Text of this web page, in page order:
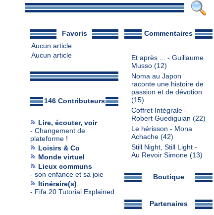
Commentaires
Et après ... - Guillaume
Musso(12)
Noma au Japon
raconte une histoire de
passion et de dévotion
(15)
Coffret Intégrale -
Robert Guediguian (22)
Le hérisson - Mona
Achache(42)
Still Night, Still Light -
Au Revoir Simone(13)
Boutique
Partenaires
Favoris
Aucun article
Aucun article
146 Contributeurs
Lire, écouter, voir
- Changement de
plateforme !
Loisirs & Co
Monde virtuel
Lieux communs
- son enfance et sa joie
Itinéraire(s)
- Fifa 20 Tutorial Explained